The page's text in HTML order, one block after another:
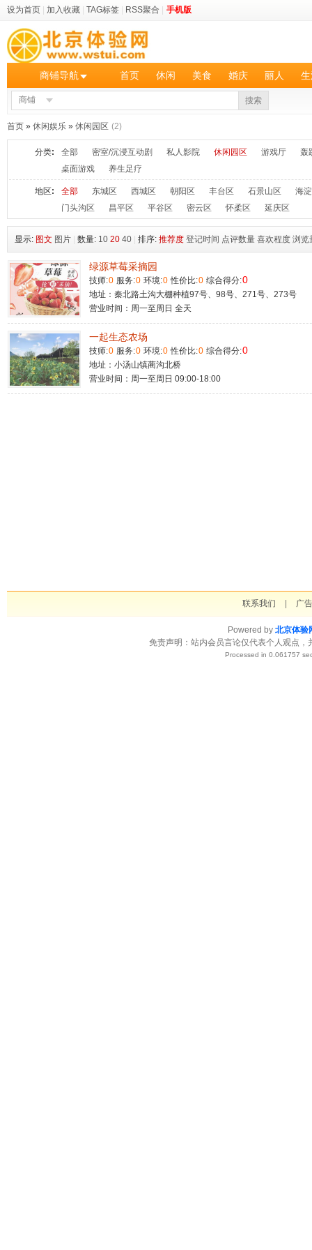
设为首页 加入收藏 TAG标签 RSS聚合 手机版
商铺导航 首页 休闲 美食 婚庆 丽人
商铺 搜索
首页 » 休闲娱乐 » 休闲园区 (2)
分类: 全部 密室/沉浸互动剧 私人影院 休闲园区 游戏厅
轰
桌面游戏
养生足疗
地区: 全部 东城区 西城区 朝阳区 丰台区 石景山区
海
门头沟区
昌平区 平谷区 密云区 怀柔区 延庆区
显示: 图文 图片 数量: 10 20 40 排序: 推荐度 登记时间 点评数量 喜欢程度 浏览
绿源草莓采摘园
技师:0 服务:0 环境:0 性价比:0 综合得分:0
地址：秦北路土沟大棚种植97号、98号、271号、273号
营业时间：周一至周日 全天
一起生态农场
技师:0 服务:0 环境:0 性价比:0 综合得分:0
地址：小汤山镇蔺沟北桥
营业时间：周一至周日 09:00-18:00
联系我们 | 广
Powered by 北京体验
免责声明：站内会员言论仅代表个人观点
Processed in 0.061757